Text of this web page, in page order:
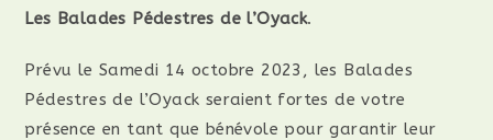
Les Balades Pédestres de l’Oyack.
Prévu le Samedi 14 octobre 2023, les Balades
Pédestres de l’Oyack seraient fortes de votre
présence en tant que bénévole pour garantir leur